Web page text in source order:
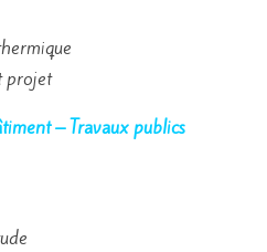
projet
– Travaux publics